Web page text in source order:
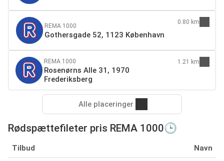
REMA 1000
Gothersgade 52, 1123 København
0.80 km
REMA 1000
Rosenørns Alle 31, 1970
Frederiksberg
1.21 km
Alle placeringer
Rødspættefileter pris REMA 1000🕒
Tilbud Navn